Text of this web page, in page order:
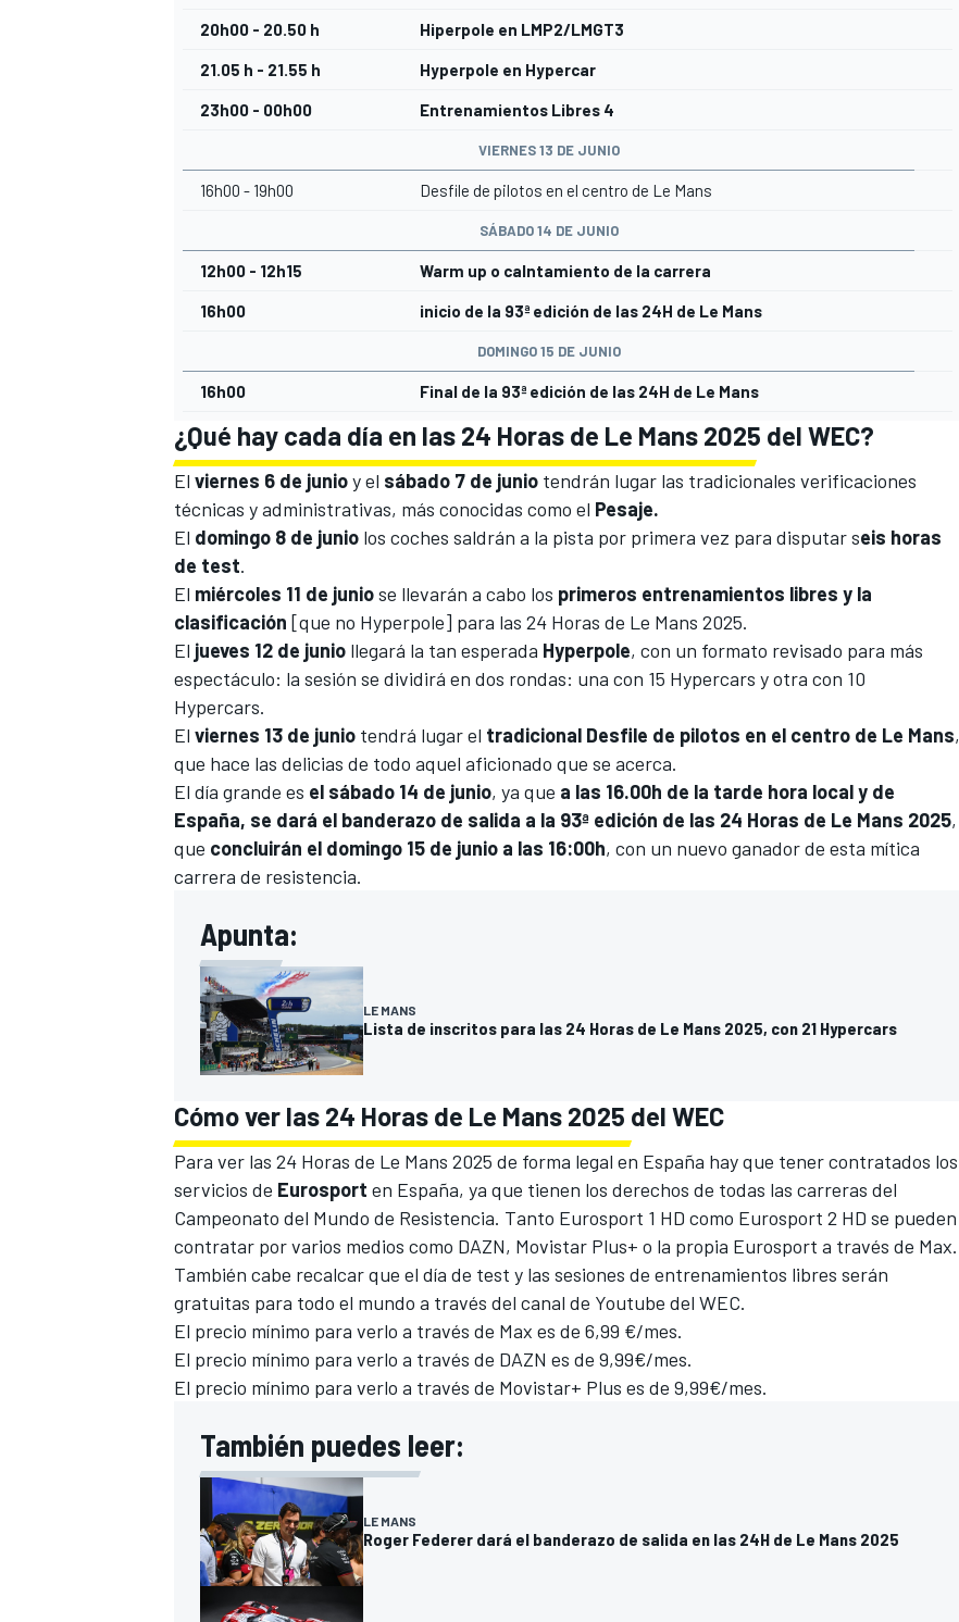
20h00 - 20.50 h Hiperpole en LMP2/LMGT3
21.05 h - 21.55 h Hyperpole en Hypercar
23h00 - 00h00 Entrenamientos Libres 4
VIERNES 13 DE JUNIO
16h00 - 19h00 Desfile de pilotos en el centro de Le Mans
SÁBADO 14 DE JUNIO
12h00 - 12h15 Warm up o calntamiento de la carrera
16h00 inicio de la 93ª edición de las 24H de Le Mans
DOMINGO 15 DE JUNIO
16h00 Final de la 93ª edición de las 24H de Le Mans
¿Qué hay cada día en las 24 Horas de Le Mans 2025 del WEC?
El viernes 6 de junioy el sábado 7 de junio tendrán lugar las tradicionales verificaciones
técnicas y administrativas, más conocidas como el Pesaje.
El domingo 8 de junio los coches saldrán a la pista por primera vez para disputar seis horas
de test.
El miércoles 11 de juniose llevarán a cabo los primeros entrenamientos libres y la
clasificación [que no Hyperpole] para las 24 Horas de Le Mans 2025.
El jueves 12 de junio llegará la tan esperada Hyperpole, con un formato revisado para más
espectáculo: la sesión se dividirá en dos rondas: una con 15 Hypercars y otra con 10
Hypercars.
El viernes 13 de junio tendrá lugar el tradicional Desfile de pilotos en el centro de Le Mans,
que hace las delicias de todo aquel aficionado que se acerca.
El día grande es el sábado 14 de junio, ya que a las 16.00h de la tarde hora local y de
España, se dará el banderazo de salida a la 93ª edición de las 24 Horas de Le Mans 2025,
que concluirán el domingo 15 de junio a las 16:00h, con un nuevo ganador de esta mítica
carrera de resistencia.
Apunta:
LE MANS
Lista de inscritos para las 24 Horas de Le Mans 2025, con 21 Hypercars
Cómo ver las 24 Horas de Le Mans 2025 del WEC
Para ver las 24 Horas de Le Mans 2025 de forma legal en España hay que tener contratados los
servicios de Eurosport en España, ya que tienen los derechos de todas las carreras del
Campeonato del Mundo de Resistencia. Tanto Eurosport 1 HD como Eurosport 2 HD se pueden
contratar por varios medios como DAZN, Movistar Plus+ o la propia Eurosport a través de Max.
También cabe recalcar que el día de test y las sesiones de entrenamientos libres serán
gratuitas para todo el mundo a través del canal de Youtube del WEC.
El precio mínimo para verlo a través de Max es de 6,99 €/mes.
El precio mínimo para verlo a través de DAZN es de 9,99€/mes.
El precio mínimo para verlo a través de Movistar+ Plus es de 9,99€/mes.
También puedes leer:
LE MANS
Roger Federer dará el banderazo de salida en las 24H de Le Mans 2025